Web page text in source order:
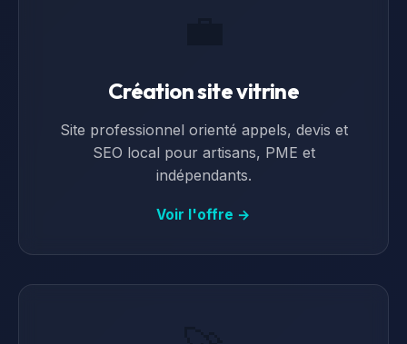
Création site vitrine
Site professionnel orienté appels, devis et
SEO local pour artisans, PME et
indépendants.
Voir l'offre →